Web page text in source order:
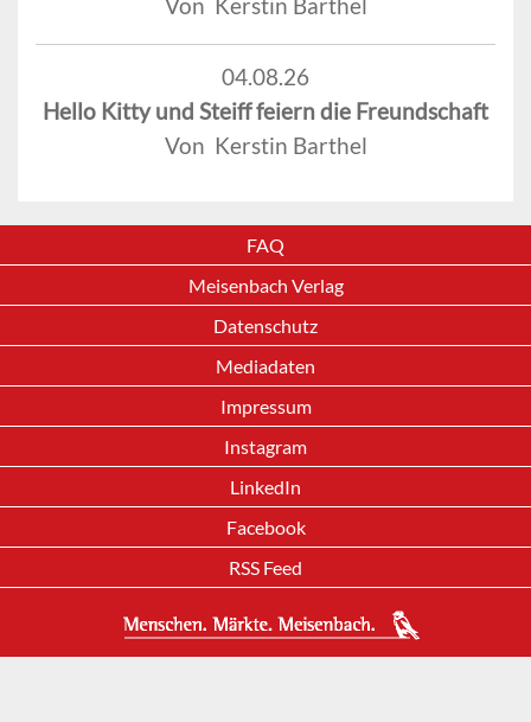
Von Kerstin Barthel
04.08.26
Hello Kitty und Steiff feiern die Freundschaft
Von Kerstin Barthel
FAQ
Meisenbach Verlag
Datenschutz
Mediadaten
Impressum
Instagram
LinkedIn
Facebook
RSS Feed